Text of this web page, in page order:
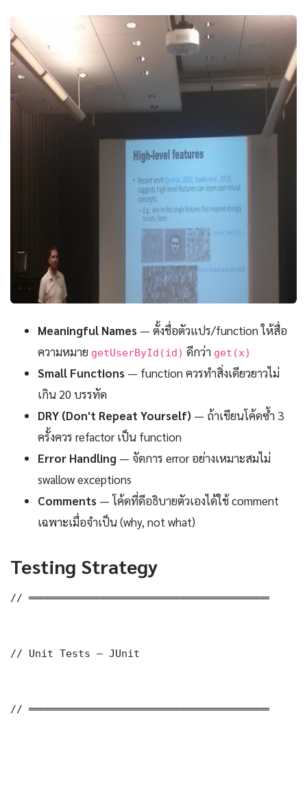
Meaningful Names — ตั้งชื่อตัวแปร/function ให้สื่อ
ความหมาย getUserById(id) ดีกว่า get(x)
Small Functions — function ควรทำสิ่งเดียวยาวไม่
เกิน 20 บรรทัด
DRY (Don't Repeat Yourself) — ถ้าเขียนโค้ดซ้ำ 3
ครั้งควร refactor เป็น function
Error Handling — จัดการ error อย่างเหมาะสมไม่
swallow exceptions
Comments — โค้ดที่ดีอธิบายตัวเองได้ใช้ comment
เฉพาะเมื่อจำเป็น (why, not what)
Testing Strategy
// ═══════════════════════════════════════
// Unit Tests — JUnit
// ═══════════════════════════════════════